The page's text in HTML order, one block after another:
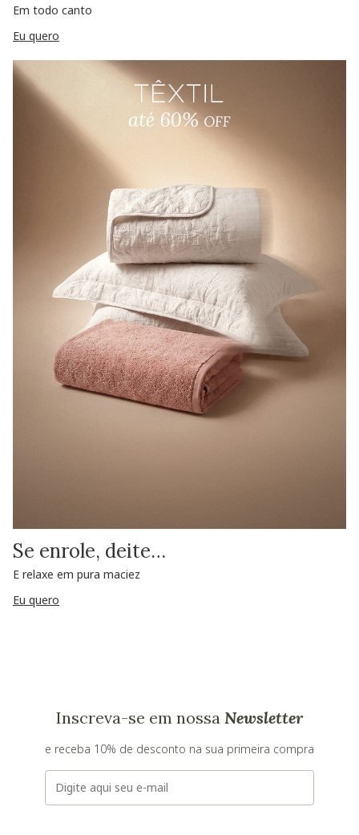
Em todo canto
Eu quero
Se enrole, deite…
E relaxe em pura maciez
Eu quero
Inscreva-se em nossa Newsletter
e receba 10% de desconto na sua primeira compra
E-mail